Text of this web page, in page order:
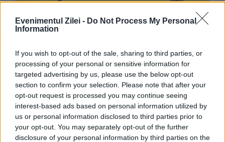
Evenimentul Zilei - Do Not Process My Personal
Information
If you wish to opt-out of the sale, sharing to third parties, or
processing of your personal or sensitive information for
targeted advertising by us, please use the below opt-out
section to confirm your selection. Please note that after your
opt-out request is processed you may continue seeing
interest-based ads based on personal information utilized by
us or personal information disclosed to third parties prior to
your opt-out. You may separately opt-out of the further
disclosure of your personal information by third parties on the
POLITICA
Legea biodiversității a trecut de Comisia
Juridică și de Mediu. Tensiuni între AUR și
USR din cauza termenilor din proiect